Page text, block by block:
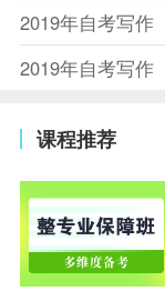
2019年自考写作
2019年自考写作
课程推荐